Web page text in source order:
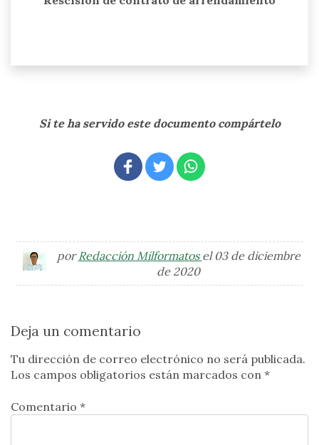
Si te ha servido este documento compártelo
porRedacción Milformatos el 03 de diciembre
de 2020
Deja un comentario
Tu dirección de correo electrónico no será publicada.
Los campos obligatorios están marcados con *
Comentario *